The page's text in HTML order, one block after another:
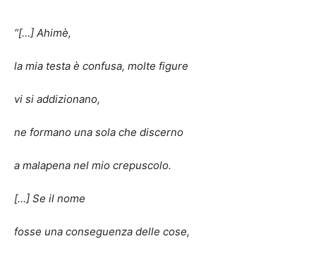
“[…] Ahimè,
la mia testa è confusa, molte figure
vi si addizionano,
ne formano una sola che discerno
a malapena nel mio crepuscolo.
[…] Se il nome
fosse una conseguenza delle cose,